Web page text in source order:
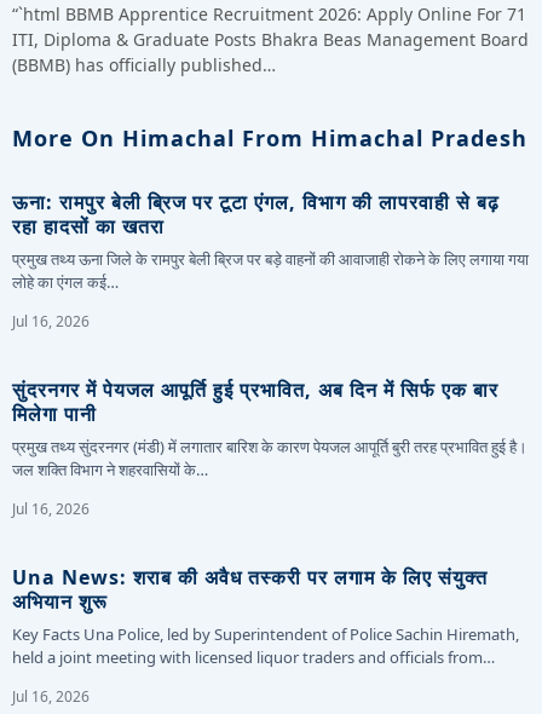
“`html BBMB Apprentice Recruitment 2026: Apply Online For 71
ITI, Diploma & Graduate Posts Bhakra Beas Management Board
(BBMB) has officially published…
More On Himachal From Himachal Pradesh
ऊना: रामपुर बेली ब्रिज पर टूटा एंगल, विभाग की लापरवाही से बढ़
रहा हादसों का खतरा
प्रमुख तथ्य ऊना जिले के रामपुर बेली ब्रिज पर बड़े वाहनों की आवाजाही रोकने के लिए लगाया गया
लोहे का एंगल कई…
Jul 16, 2026
सुंदरनगर में पेयजल आपूर्ति हुई प्रभावित, अब दिन में सिर्फ एक बार
मिलेगा पानी
प्रमुख तथ्य सुंदरनगर (मंडी) में लगातार बारिश के कारण पेयजल आपूर्ति बुरी तरह प्रभावित हुई है।
जल शक्ति विभाग ने शहरवासियों के…
Jul 16, 2026
Una News: शराब की अवैध तस्करी पर लगाम के लिए संयुक्त
अभियान शुरू
Key Facts Una Police, led by Superintendent of Police Sachin Hiremath,
held a joint meeting with licensed liquor traders and officials from…
Jul 16, 2026